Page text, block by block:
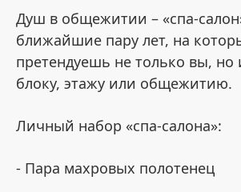
Душ в общежитии – «спа-
ближайшие пару лет, на
претендуешь не только вы, но
блоку, этажу или общежитию.
Личный набор «спа-салона»:
- Пара махровых полотенец